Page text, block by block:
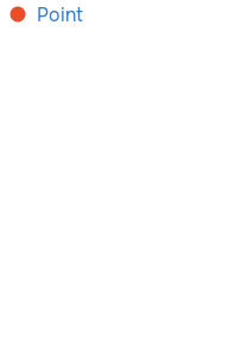
Point